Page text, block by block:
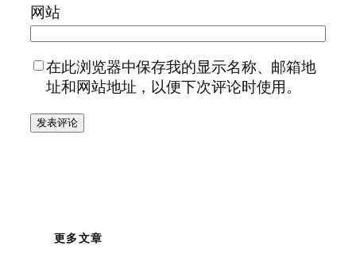
网站
在此浏览器中保存我的显示名称、邮箱地
址和网站地址，以便下次评论时使用。
更多文章